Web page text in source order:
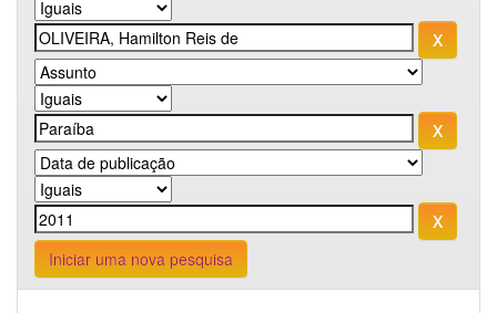
Iniciar uma nova pesquisa